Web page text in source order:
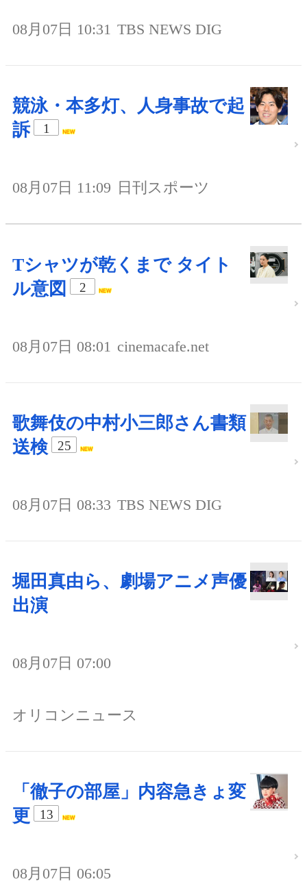
08月07日 10:31 TBS NEWS DIG
競泳・本多灯、人身事故で起
訴
1
08月07日 11:09 日刊スポーツ
Tシャツが乾くまで タイト
ル意図
2
08月07日 08:01 cinemacafe.net
歌舞伎の中村小三郎さん書類
送検
25
08月07日 08:33 TBS NEWS DIG
堀田真由ら、劇場アニメ声優
出演
08月07日 07:00
オリコンニュース
「徹子の部屋」内容急きょ変
更
13
08月07日 06:05